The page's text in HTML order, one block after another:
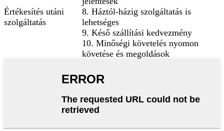
Értékesítés utáni
szolgáltatás
8. Háztól-házig szolgáltatás is
lehetséges
9. Késő szállítási kedvezmény
10. Minőségi követelés nyomon
követése és megoldások